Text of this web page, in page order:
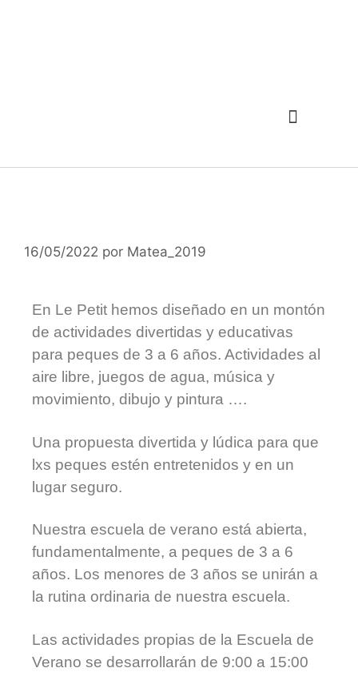
16/05/2022 por Matea_2019
En Le Petit hemos diseñado en un montón
de actividades divertidas y educativas
para peques de 3 a 6 años. Actividades al
aire libre, juegos de agua, música y
movimiento, dibujo y pintura ….
Una propuesta divertida y lúdica para que
lxs peques estén entretenidos y en un
lugar seguro.
Nuestra­ escuela de verano está abierta,
fundamentalmente, a peques de 3 a 6
años. Los menores de 3 años se unirán a
la rutina ordinaria de nuestra escuela.
Las actividades propias de la Escuela de
Verano se desarrollarán de 9:00 a 15:00